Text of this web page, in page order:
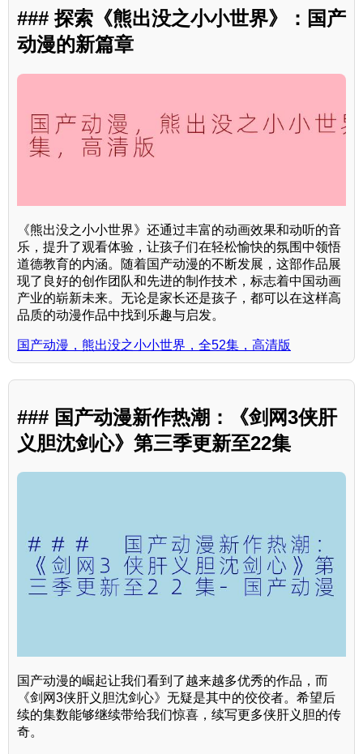
### 探索《熊出没之小小世界》：国产
动漫的新篇章
《熊出没之小小世界》还通过丰富的动画效果和动听的音
乐，提升了观看体验，让孩子们在轻松愉快的氛围中领悟
道德教育的内涵。随着国产动漫的不断发展，这部作品展
现了良好的创作团队和先进的制作技术，标志着中国动画
产业的崭新未来。无论是家长还是孩子，都可以在这样高
品质的动漫作品中找到乐趣与启发。
国产动漫，熊出没之小小世界，全52集，高清版
### 国产动漫新作热潮：《剑网3侠肝
义胆沈剑心》第三季更新至22集
国产动漫的崛起让我们看到了越来越多优秀的作品，而
《剑网3侠肝义胆沈剑心》无疑是其中的佼佼者。希望后
续的集数能够继续带给我们惊喜，续写更多侠肝义胆的传
奇。